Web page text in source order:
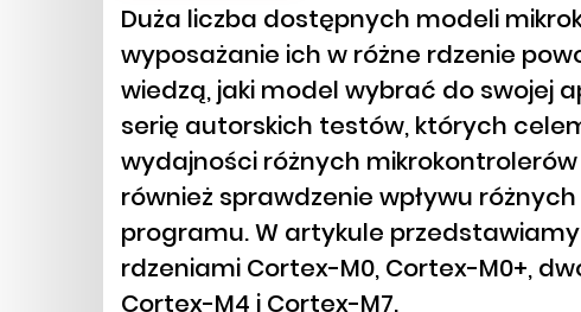
Duża liczba dostępnych modeli
wyposażanie ich w różne rdzenie
wiedzą, jaki model wybrać do swojej
serię autorskich testów, których
wydajności różnych
również sprawdzenie wpływu
programu. W artykule przedstawiamy
rdzeniami Cortex-M0, Cortex-M0+,
Cortex-M4 i Cortex-M7.